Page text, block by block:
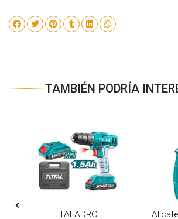
TAMBIÉN PODRÍA
TALADRO